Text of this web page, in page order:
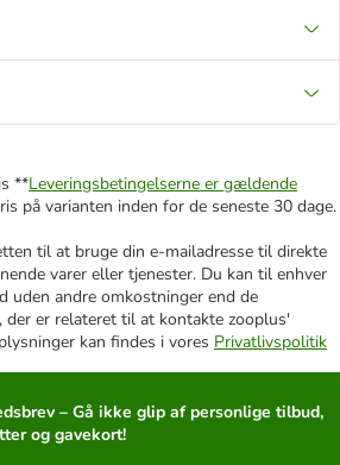
**Leveringsbetingelserne er gældende
på varianten inden for de seneste 30 dage.
til at bruge din e-mailadresse til direkte
varer eller tjenester. Du kan til enhver
uden andre omkostninger end de
der er relateret til at kontakte zooplus'
kan findes i vores Privatlivspolitik
– Gå ikke glip af personlige tilbud,
og gavekort!